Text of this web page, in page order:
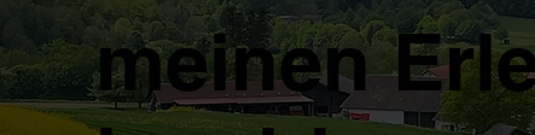
meinen